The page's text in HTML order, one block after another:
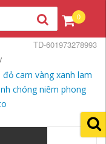
0
cam vàng xanh lam
chóng niêm phong
TD-601973278993